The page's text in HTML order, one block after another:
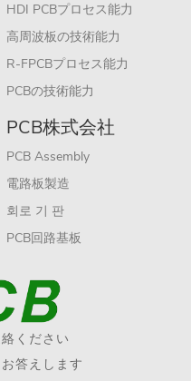
HDI PCBプロセス能力
高周波板の技術能力
R-FPCBプロセス能力
PCBの技術能力
PCB株式会社
PCB Assembly
電路板製造
회로 기 판
PCB回路基板
ください
答えします